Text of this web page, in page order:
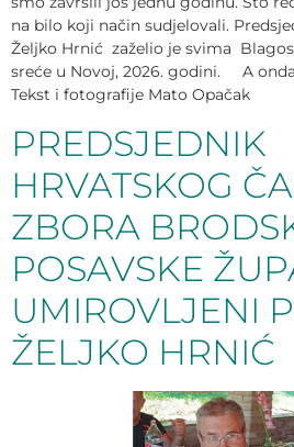
na bilo koji način sudjelovali.
Željko Hrnić zaželio je svima
sreće u Novoj, 2026. godini. A
Tekst i fotografije Mato Opačak
PREDSJEDNIK
HRVATSKOG
ZBORA
POSAVSKE
UMIROVLJENI
ŽELJKO HRNIĆ